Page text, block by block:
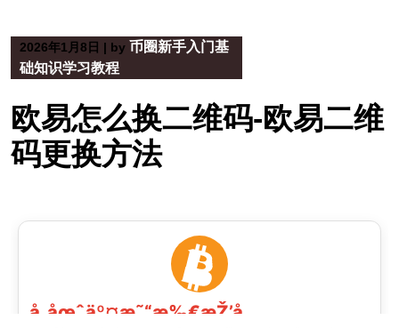
2026年1月8日 | by 币圈新手入门基
础知识学习教程
欧易怎么换二维码-欧易二维
码更换方法